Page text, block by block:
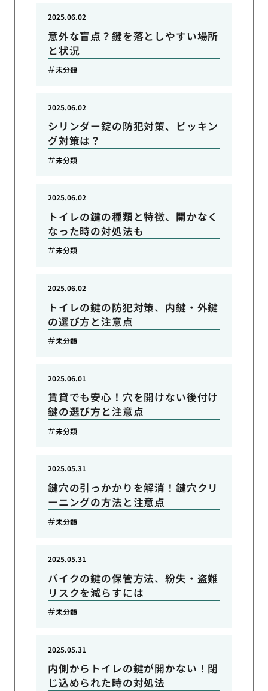
意外な盲点？鍵を落としやすい場所
と状況
2025.06.02
未分類
シリンダー錠の防犯対策、ピッキン
グ対策は？
2025.06.02
未分類
トイレの鍵の種類と特徴、開かなく
なった時の対処法も
2025.06.02
未分類
トイレの鍵の防犯対策、内鍵・外鍵
の選び方と注意点
2025.06.02
未分類
賃貸でも安心！穴を開けない後付け
鍵の選び方と注意点
2025.06.01
未分類
鍵穴の引っかかりを解消！鍵穴クリ
ーニングの方法と注意点
2025.05.31
未分類
バイクの鍵の保管方法、紛失・盗難
リスクを減らすには
2025.05.31
未分類
内側からトイレの鍵が開かない！閉
じ込められた時の対処法
2025.05.31